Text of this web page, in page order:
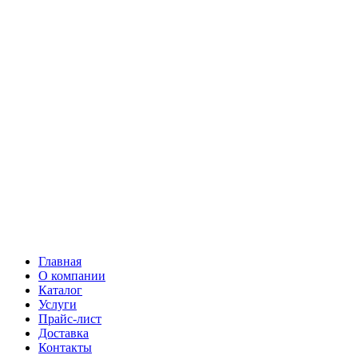
Главная
О компании
Каталог
Услуги
Прайс-лист
Доставка
Контакты